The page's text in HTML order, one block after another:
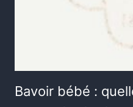
Bavoir bébé :